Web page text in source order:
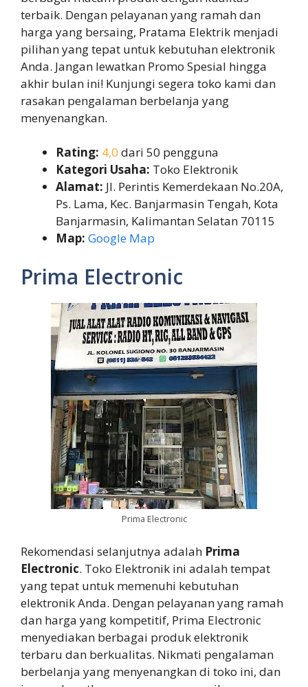
terbaik. Dengan pelayanan yang ramah dan
harga yang bersaing, Pratama Elektrik menjadi
pilihan yang tepat untuk kebutuhan elektronik
Anda. Jangan lewatkan Promo Spesial hingga
akhir bulan ini! Kunjungi segera toko kami dan
rasakan pengalaman berbelanja yang
menyenangkan.
Rating: 4,0 dari 50 pengguna
Kategori Usaha: Toko Elektronik
Alamat: Jl. Perintis Kemerdekaan No.20A,
Ps. Lama, Kec. Banjarmasin Tengah, Kota
Banjarmasin, Kalimantan Selatan 70115
Map: Google Map
Prima Electronic
Prima Electronic
Rekomendasi selanjutnya adalah Prima
Electronic. Toko Elektronik ini adalah tempat
yang tepat untuk memenuhi kebutuhan
elektronik Anda. Dengan pelayanan yang ramah
dan harga yang kompetitif, Prima Electronic
menyediakan berbagai produk elektronik
terbaru dan berkualitas. Nikmati pengalaman
berbelanja yang menyenangkan di toko ini, dan